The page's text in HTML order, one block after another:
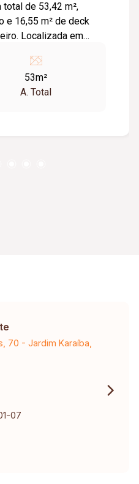
de 53,42 m²,
e 16,55 m² de deck
Localizada em
fluxo diário de mais de
veículos em um raio
para o seu
53m²
A. Total
70 - Jardim Karaíba,
07